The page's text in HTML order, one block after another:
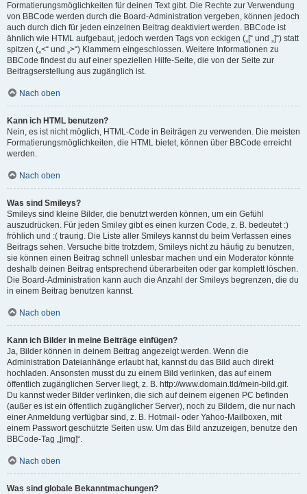
Formatierungsmöglichkeiten für deinen Text gibt. Die Rechte zur Verwendung
von BBCode werden durch die Board-Administration vergeben, können jedoch
auch durch dich für jeden einzelnen Beitrag deaktiviert werden. BBCode ist
ähnlich wie HTML aufgebaut, jedoch werden Tags von eckigen („[“ und „]“) statt
spitzen („<“ und „>“) Klammern eingeschlossen. Weitere Informationen zu
BBCode findest du auf einer speziellen Hilfe-Seite, die von der Seite zur
Beitragserstellung aus zugänglich ist.
Nach oben
Kann ich HTML benutzen?
Nein, es ist nicht möglich, HTML-Code in Beiträgen zu verwenden. Die meisten
Formatierungsmöglichkeiten, die HTML bietet, können über BBCode erreicht
werden.
Nach oben
Was sind Smileys?
Smileys sind kleine Bilder, die benutzt werden können, um ein Gefühl
auszudrücken. Für jeden Smiley gibt es einen kurzen Code, z. B. bedeutet :)
fröhlich und :( traurig. Die Liste aller Smileys kannst du beim Verfassen eines
Beitrags sehen. Versuche bitte trotzdem, Smileys nicht zu häufig zu benutzen,
sie können einen Beitrag schnell unlesbar machen und ein Moderator könnte
deshalb deinen Beitrag entsprechend überarbeiten oder gar komplett löschen.
Die Board-Administration kann auch die Anzahl der Smileys begrenzen, die du
in einem Beitrag benutzen kannst.
Nach oben
Kann ich Bilder in meine Beiträge einfügen?
Ja, Bilder können in deinem Beitrag angezeigt werden. Wenn die
Administration Dateianhänge erlaubt hat, kannst du das Bild auch direkt
hochladen. Ansonsten musst du zu einem Bild verlinken, das auf einem
öffentlich zugänglichen Server liegt, z. B. http://www.domain.tld/mein-bild.gif.
Du kannst weder Bilder verlinken, die sich auf deinem eigenen PC befinden
(außer es ist ein öffentlich zugänglicher Server), noch zu Bildern, die nur nach
einer Anmeldung verfügbar sind, z. B. Hotmail- oder Yahoo-Mailboxen, mit
einem Passwort geschützte Seiten usw. Um das Bild anzuzeigen, benutze den
BBCode-Tag „[img]“.
Nach oben
Was sind globale Bekanntmachungen?